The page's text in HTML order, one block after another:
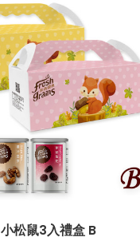
小松鼠3入禮盒 B